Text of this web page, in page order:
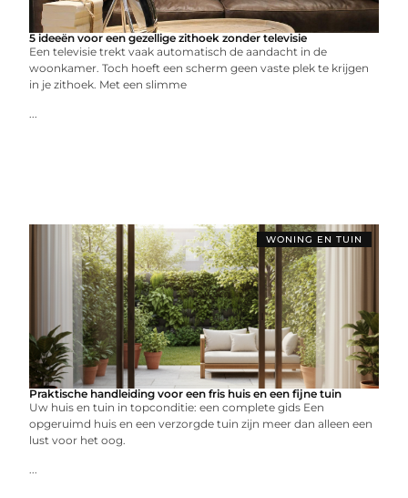
5 ideeën voor een gezellige zithoek zonder televisie
Een televisie trekt vaak automatisch de aandacht in de
woonkamer. Toch hoeft een scherm geen vaste plek te krijgen
in je zithoek. Met een slimme
...
WONING EN TUIN
Praktische handleiding voor een fris huis en een fijne tuin
Uw huis en tuin in topconditie: een complete gids Een
opgeruimd huis en een verzorgde tuin zijn meer dan alleen een
lust voor het oog.
...